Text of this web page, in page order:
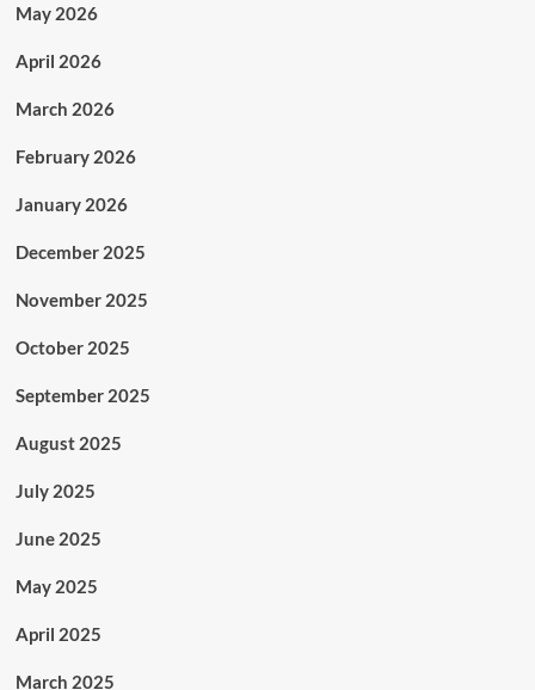
May 2026
April 2026
March 2026
February 2026
January 2026
December 2025
November 2025
October 2025
September 2025
August 2025
July 2025
June 2025
May 2025
April 2025
March 2025